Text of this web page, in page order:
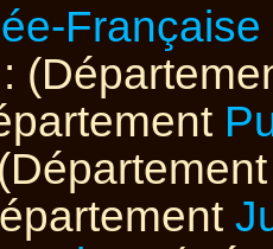
Française
: